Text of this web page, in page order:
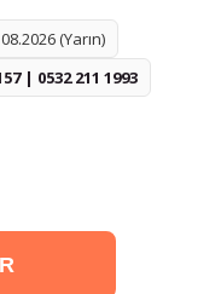
(Yarın)
| 0532 211 1993